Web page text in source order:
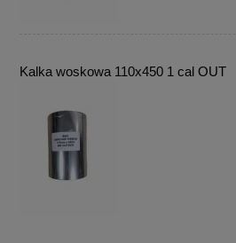
Kalka woskowa 110x450 1 cal OUT